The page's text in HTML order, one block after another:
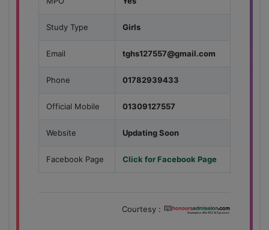
Study Type Girls
Email tghs127557@gmail.com
Phone 01782939433
Official Mobile 01309127557
Website Updating Soon
Facebook Page Click for Facebook Page
Courtesy :